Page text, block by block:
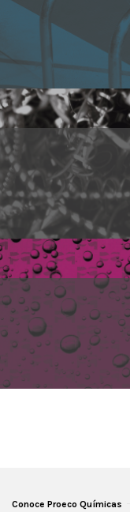
Conoce Proeco Químicas